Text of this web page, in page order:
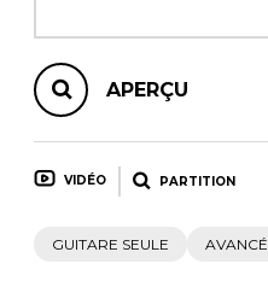
APERÇU
VIDÉO PARTITION
GUITARE SEULE AVANCÉ